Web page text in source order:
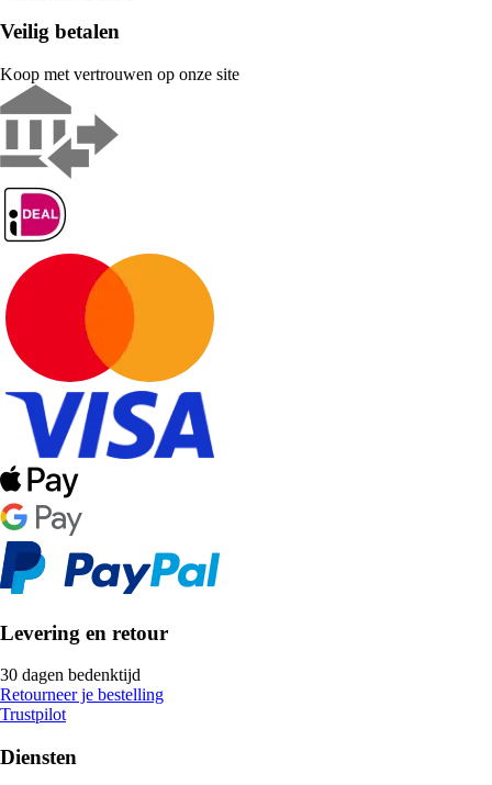
Veilig betalen
Koop met vertrouwen op onze site
Levering en retour
30 dagen bedenktijd
Retourneer je bestelling
Trustpilot
Diensten